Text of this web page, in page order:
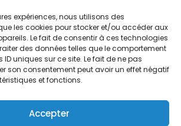
expériences, nous utilisons des
les cookies pour stocker et/ou accéder aux
Le fait de consentir à ces technologies
des données telles que le comportement
uniques sur ce site. Le fait de ne pas
son consentement peut avoir un effet négatif
et fonctions.
Accepter
Restez informés
aux alertes municipales
Je m'abonne